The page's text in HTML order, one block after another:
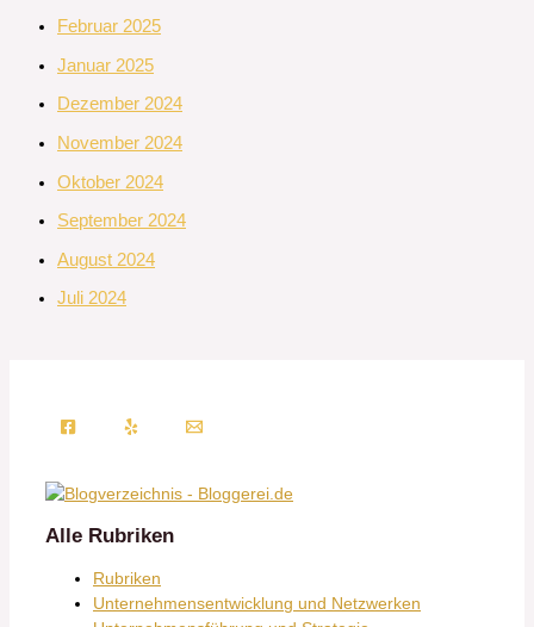
Februar 2025
Januar 2025
Dezember 2024
November 2024
Oktober 2024
September 2024
August 2024
Juli 2024
Alle Rubriken
Rubriken
Unternehmensentwicklung und Netzwerken